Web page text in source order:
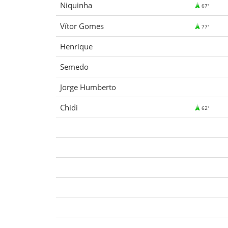
Niquinha 67'
Vítor Gomes 77'
Henrique
Semedo
Jorge Humberto
Chidi
62'